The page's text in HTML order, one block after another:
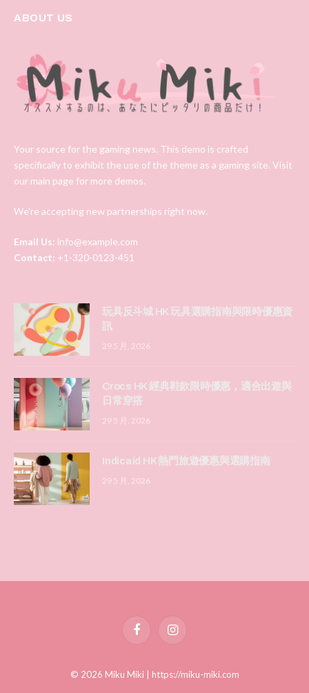
ABOUT US
Your source for the gaming news. This demo is crafted
specifically to exhibit the use of the theme as a gaming site. Visit
our main page for more demos.
We're accepting new partnerships right now.
Email Us: info@example.com
Contact: +1-320-0123-451
玩具反斗城 HK 玩具選購指南與限時優惠資
訊
29 5 月, 2026
Crocs HK 經典鞋款限時優惠，適合出遊與
日常穿搭
29 5 月, 2026
Indicaid HK 熱門旅遊優惠與選購指南
29 5 月, 2026
FacebookInstagram
© 2026 Miku Miki | https://miku-miki.com